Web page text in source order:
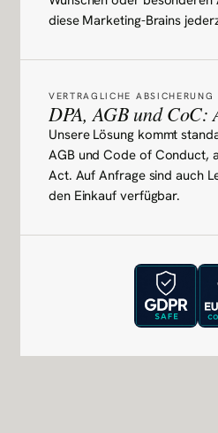
diese Marketing-Brains
VERTRAGLICHE ABSICHERUNG
DPA, AGB und CoC:
Unsere Lösung kommt
AGB und Code of Conduct,
Act. Auf Anfrage sind auch
den Einkauf verfügbar.